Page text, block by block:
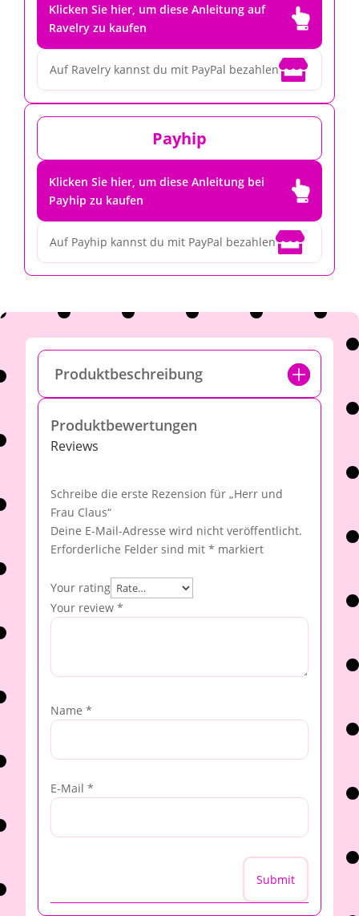
Klicken Sie hier, um diese Anleitung auf
Ravelry zu kaufen

Auf Ravelry kannst du mit PayPal bezahlen
Payhip
Klicken Sie hier, um diese Anleitung bei
Payhip zu kaufen

Auf Payhip kannst du mit PayPal bezahlen
Produktbeschreibung
Produktbewertungen
Reviews
Schreibe die erste Rezension für „Herr und
Frau Claus“
Deine E-Mail-Adresse wird nicht veröffentlicht.
Erforderliche Felder sind mit * markiert
Your rating
Your review *
Name *
E-Mail *
Submit